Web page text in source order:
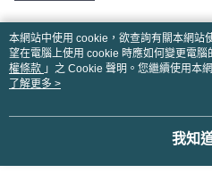
熱門標籤
本網站中使用 cookie，欲查詢有關本網站
望在電腦上使用 cookie 時應如何變更電腦
權條款 」之 Cookie 聲明。您繼續使用本
用條款之 Cookie 聲明使用 cookie。
了解更多 >
我知